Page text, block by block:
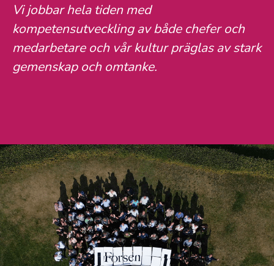
Vi jobbar hela tiden med
kompetensutveckling av både chefer och
medarbetare och vår kultur präglas av stark
gemenskap och omtanke.